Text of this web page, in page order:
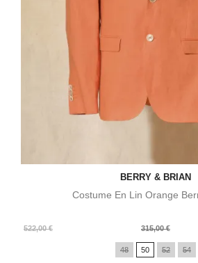
BERRY & BRIAN
Costume En Lin Orange
522,00 €
Prix
315,00 €
Prix
48 50 52 54